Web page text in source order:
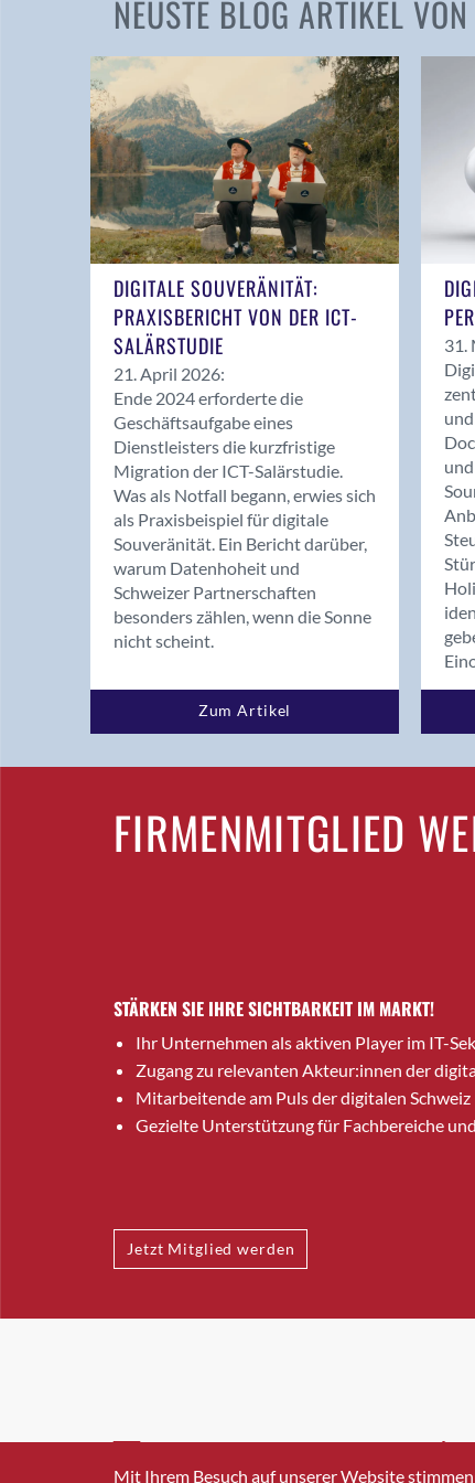
NEUSTE BLOG ARTIKEL
DIGITALE SOUVERÄNITÄT:
PRAXISBERICHT VON DER ICT-
SALÄRSTUDIE
21. April 2026:
Ende 2024 erforderte die
Geschäftsaufgabe eines
Dienstleisters die kurzfristige
Migration der ICT-Salärstudie.
Was als Notfall begann, erwies sich
als Praxisbeispiel für digitale
Souveränität. Ein Bericht darüber,
warum Datenhoheit und
Schweizer Partnerschaften
besonders zählen, wenn die Sonne
nicht scheint.
Zum Artikel
31.
FIRMENMITGLIED
STÄRKEN SIE IHRE SICHTBARKEIT IM MARKT!
Ihr Unternehmen als aktiven Player im IT-
Zugang zu relevanten Akteur:innen der
Mitarbeitende am Puls der digitalen Schweiz
Gezielte Unterstützung für Fachbereiche
Jetzt Mitglied werden
INFO@SWISSICT.CH
Mit Ihrem Besuch auf unserer Website